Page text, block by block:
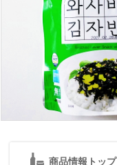
商品情報トップ